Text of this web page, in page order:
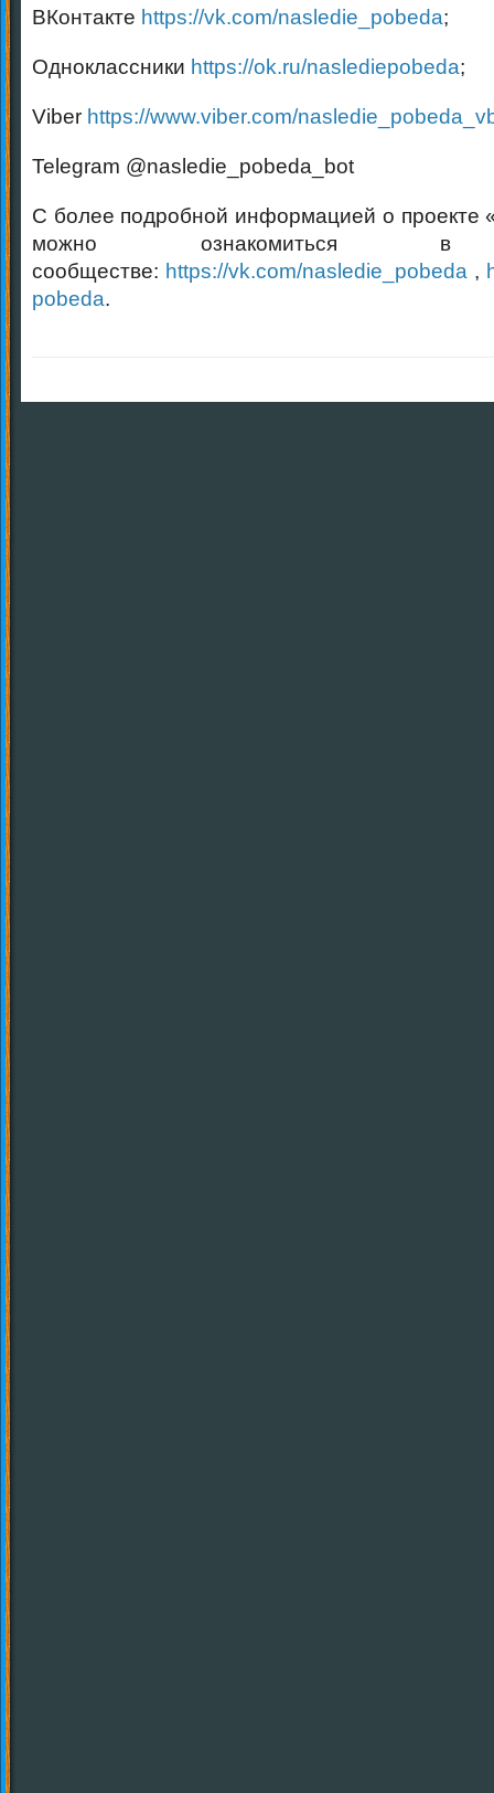
ВКонтакте https://vk.com/nasledie_pobeda;
Одноклассники https://ok.ru/naslediepobeda;
Viber https://www.viber.com/
Telegram @nasledie_pobeda_bot
С более подробной информацией о проекте
можно ознакомиться в
сообществе: https://vk.com/nasledie_pobeda ,
pobeda.